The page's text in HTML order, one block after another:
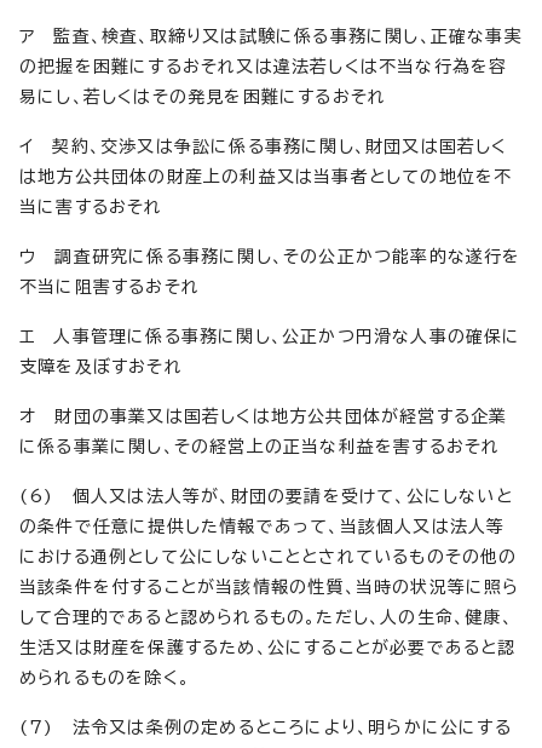
ア 監査、検査、取締り又は試験に係る事務に関し、正確な事実
の把握を困難にするおそれ又は違法若しくは不当な行為を容
易にし、若しくはその発見を困難にするおそれ
イ 契約、交渉又は争訟に係る事務に関し、財団又は国若しく
は地方公共団体の財産上の利益又は当事者としての地位を不
当に害するおそれ
ウ 調査研究に係る事務に関し、その公正かつ能率的な遂行を
不当に阻害するおそれ
エ 人事管理に係る事務に関し、公正かつ円滑な人事の確保に
支障を及ぼすおそれ
オ 財団の事業又は国若しくは地方公共団体が経営する企業
に係る事業に関し、その経営上の正当な利益を害するおそれ
(6) 個人又は法人等が、財団の要請を受けて、公にしないと
の条件で任意に提供した情報であって、当該個人又は法人等
における通例として公にしないこととされているものその他の
当該条件を付することが当該情報の性質、当時の状況等に照ら
して合理的であると認められるもの。ただし、人の生命、健康、
生活又は財産を保護するため、公にすることが必要であると認
められるものを除く。
(7) 法令又は条例の定めるところにより、明らかに公にする